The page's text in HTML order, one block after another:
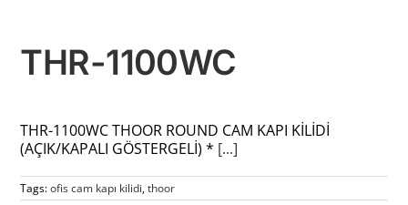
THR-1100WC
THR-1100WC THOOR ROUND CAM KAPI KİLİDİ
(AÇIK/KAPALI GÖSTERGELİ) * [...]
Tags:ofis cam kapı kilidi,thoor